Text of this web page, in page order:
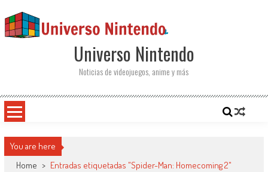
Universo Nintendo
Noticias de videojuegos, anime y más
You are here
Home > Entradas etiquetadas "Spider-Man: Homecoming 2"